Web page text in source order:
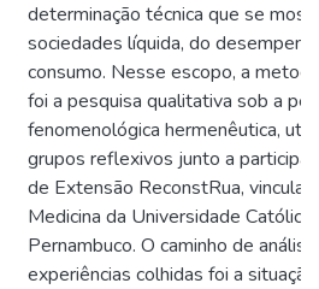
determinação técnica que se
sociedades líquida, do
consumo. Nesse escopo, a
foi a pesquisa qualitativa sob a
fenomenológica hermenêutica,
grupos reflexivos junto a
de Extensão ReconstRua,
Medicina da Universidade Católica
Pernambuco. O caminho de
experiências colhidas foi a